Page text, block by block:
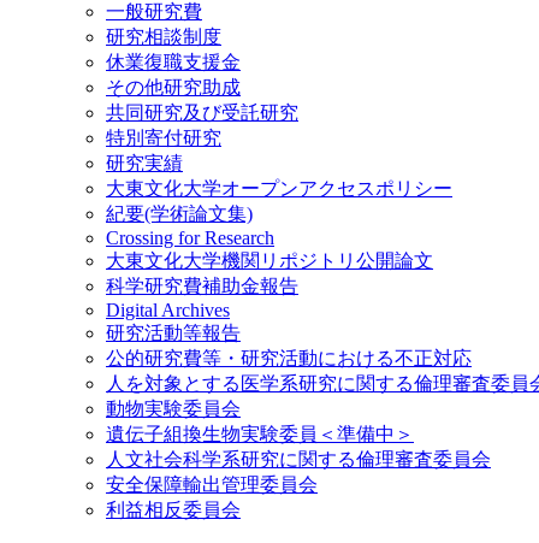
一般研究費
研究相談制度
休業復職支援金
その他研究助成
共同研究及び受託研究
特別寄付研究
研究実績
大東文化大学オープンアクセスポリシー
紀要(学術論文集)
Crossing for Research
大東文化大学機関リポジトリ公開論文
科学研究費補助金報告
Digital Archives
研究活動等報告
公的研究費等・研究活動における不正対応
人を対象とする医学系研究に関する倫理審査委員
動物実験委員会
遺伝子組換生物実験委員＜準備中＞
人文社会科学系研究に関する倫理審査委員会
安全保障輸出管理委員会
利益相反委員会